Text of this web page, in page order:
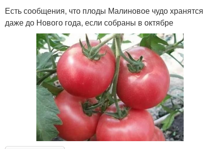
Есть сообщения, что плоды Малиновое чудо хранятся
даже до Нового года, если собраны в октябре